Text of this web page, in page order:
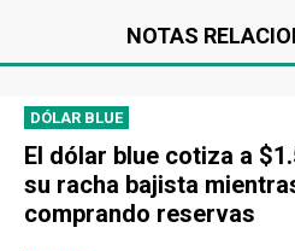
NOTAS
DÓLAR BLUE
El dólar blue cotiza a
su racha bajista
comprando reservas